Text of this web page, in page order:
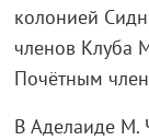
колонией
членов Клуба
Почётным
В Аделаиде М.